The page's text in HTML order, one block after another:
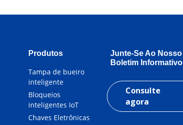
Produtos
Tampa de bueiro
inteligente
Bloqueios
inteligentes IoT
Chaves Eletrônicas
Junte-Se Ao Nosso
Boletim Informativo
Consulte
agora